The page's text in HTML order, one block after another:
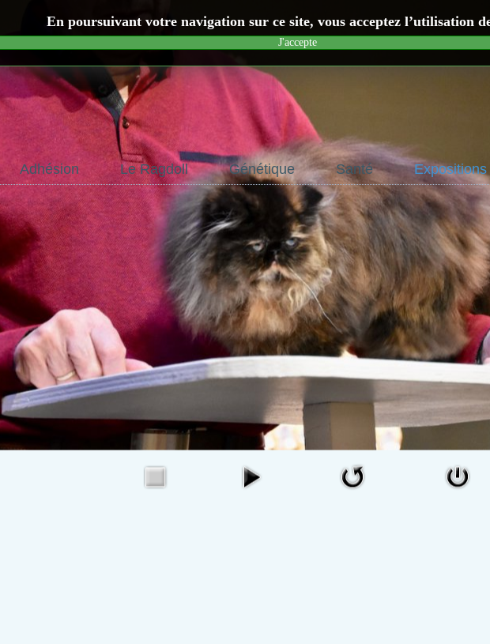
Adhésion Le Ragdoll Génétique Santé Expositions
En poursuivant votre navigation sur ce site, vous acceptez l’utilisation
J'accepte